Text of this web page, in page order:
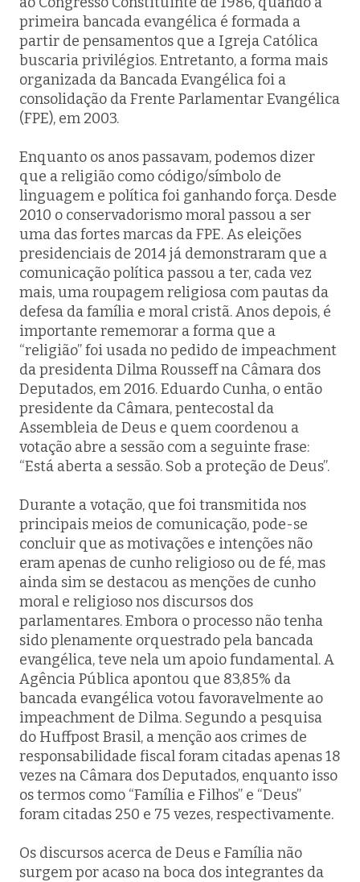
primeira bancada evangélica é formada a
partir de pensamentos que a Igreja Católica
buscaria privilégios. Entretanto, a forma mais
organizada da Bancada Evangélica foi a
consolidação da Frente Parlamentar Evangélica
(FPE), em 2003.
Enquanto os anos passavam, podemos dizer
que a religião como código/símbolo de
linguagem e política foi ganhando força. Desde
2010 o conservadorismo moral passou a ser
uma das fortes marcas da FPE. As eleições
presidenciais de 2014 já demonstraram que a
comunicação política passou a ter, cada vez
mais, uma roupagem religiosa com pautas da
defesa da família e moral cristã. Anos depois, é
importante rememorar a forma que a
“religião” foi usada no pedido de impeachment
da presidenta Dilma Rousseff na Câmara dos
Deputados, em 2016. Eduardo Cunha, o então
presidente da Câmara, pentecostal da
Assembleia de Deus e quem coordenou a
votação abre a sessão com a seguinte frase:
“Está aberta a sessão. Sob a proteção de Deus”.
Durante a votação, que foi transmitida nos
principais meios de comunicação, pode-se
concluir que as motivações e intenções não
eram apenas de cunho religioso ou de fé, mas
ainda sim se destacou as menções de cunho
moral e religioso nos discursos dos
parlamentares. Embora o processo não tenha
sido plenamente orquestrado pela bancada
evangélica, teve nela um apoio fundamental. A
Agência Pública apontou que 83,85% da
bancada evangélica votou favoravelmente ao
impeachment de Dilma. Segundo a pesquisa
do Huffpost Brasil, a menção aos crimes de
responsabilidade fiscal foram citadas apenas 18
vezes na Câmara dos Deputados, enquanto isso
os termos como “Família e Filhos” e “Deus”
foram citadas 250 e 75 vezes, respectivamente.
Os discursos acerca de Deus e Família não
surgem por acaso na boca dos integrantes da